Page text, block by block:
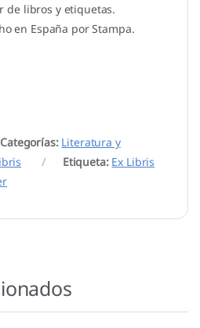
de libros y etiquetas.
en España por Stampa.
Categorías: Literatura y
Etiqueta: Ex Libris